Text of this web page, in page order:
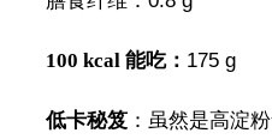
100 kcal 能吃： 175 g
低卡秘笈：虽然是高淀